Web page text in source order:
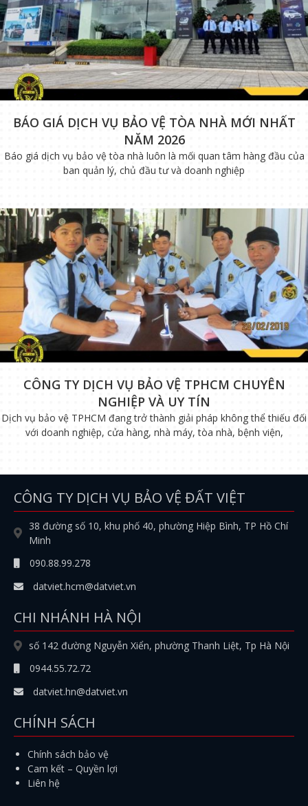
BÁO GIÁ DỊCH VỤ BẢO VỆ TÒA NHÀ MỚI NHẤT
NĂM 2026
Báo giá dịch vụ bảo vệ tòa nhà luôn là mối quan tâm hàng đầu của
ban quản lý, chủ đầu tư và doanh nghiệp
CÔNG TY DỊCH VỤ BẢO VỆ TPHCM CHUYÊN
NGHIỆP VÀ UY TÍN
Dịch vụ bảo vệ TPHCM đang trở thành giải pháp không thể thiếu đối
với doanh nghiệp, cửa hàng, nhà máy, tòa nhà, bệnh viện,
CÔNG TY DỊCH VỤ BẢO VỆ ĐẤT VIỆT
38 đường số 10, khu phố 40, phường Hiệp Bình, TP Hồ Chí
Minh
090.88.99.278
datviet.hcm@datviet.vn
CHI NHÁNH HÀ NỘI
số 142 đường Nguyễn Xiển, phường Thanh Liệt, Tp Hà Nội
0944.55.72.72
datviet.hn@datviet.vn
CHÍNH SÁCH
Chính sách bảo vệ
Cam kết – Quyền lợi
Liên hệ